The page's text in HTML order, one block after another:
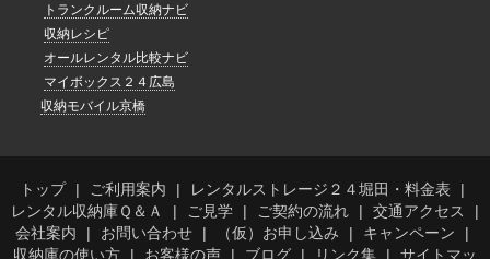
トランクルーム収納ナビ
収納レシピ
オールレンタル比較ナビ
マイボックス２４広島
収納モバイル京橋
トップ ご利用案内
レンタルストレージ２４堀田・料金表
レンタル収納庫Ｑ＆Ａ
ご見学 ご契約の流れ
交通アクセス
会社案内
お問い合わせ （仮）お申し込み
キャンペーン
収納庫の使い方
お客様の声 ブログ リンク集 サイトマッ